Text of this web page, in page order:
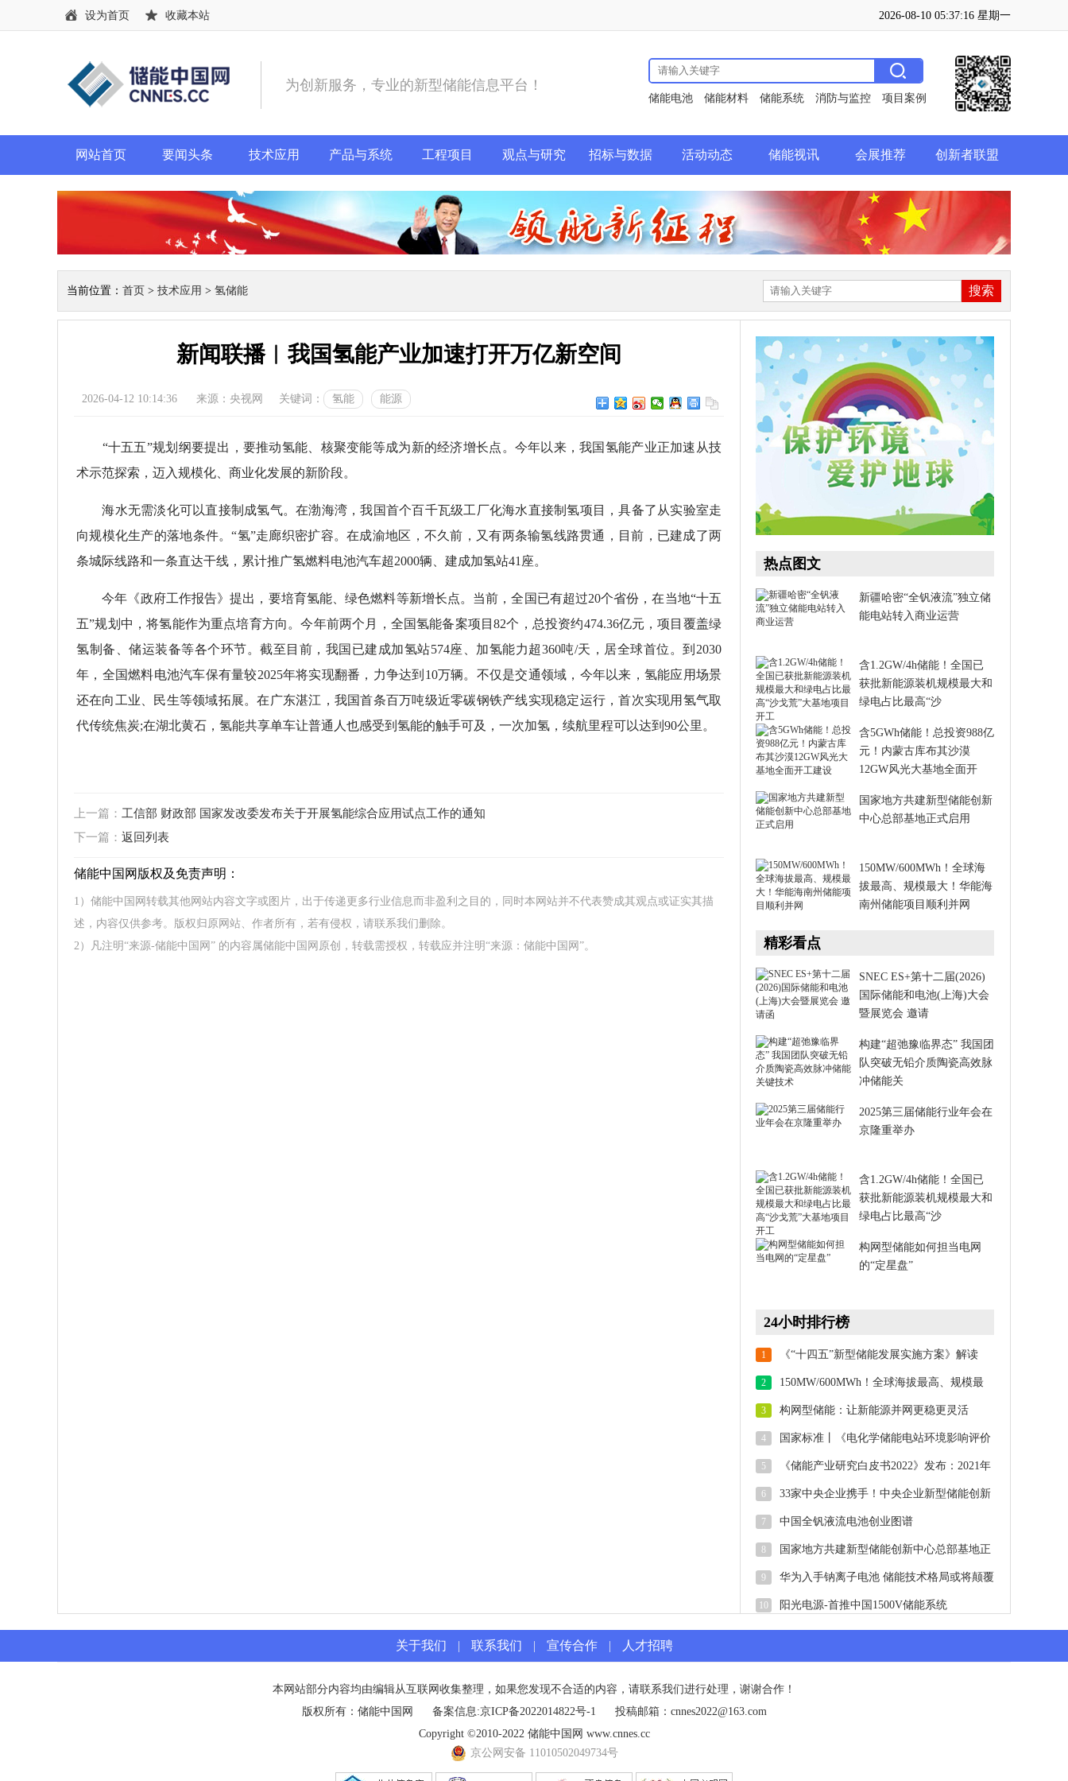
设为首页 收藏本站 2026-08-10 05:37:16 星期一
为创新服务，专业的新型储能信息平台！
储能电池 储能材料 储能系统 消防与监控 项目案例
网站首页 要闻头条 技术应用 产品与系统 工程项目 观点与研究 招标与数据 活动动态 储能视讯 会展推荐 创新者联盟
当前位置： 首页 > 技术应用 > 氢储能
新闻联播︱我国氢能产业加速打开万亿新空间
2026-04-12 10:14:36 来源：央视网 关键词： 氢能 能源
“十五五”规划纲要提出，要推动氢能、核聚变能等成为新的经济增长点。今年以来，我国氢能产业正加速从技
术示范探索，迈入规模化、商业化发展的新阶段。
海水无需淡化可以直接制成氢气。在渤海湾，我国首个百千瓦级工厂化海水直接制氢项目，具备了从实验室走
向规模化生产的落地条件。“氢”走廊织密扩容。在成渝地区，不久前，又有两条输氢线路贯通，目前，已建成了两
条城际线路和一条直达干线，累计推广氢燃料电池汽车超2000辆、建成加氢站41座。
今年《政府工作报告》提出，要培育氢能、绿色燃料等新增长点。当前，全国已有超过20个省份，在当地“十五
五”规划中，将氢能作为重点培育方向。今年前两个月，全国氢能备案项目82个，总投资约474.36亿元，项目覆盖绿
氢制备、储运装备等各个环节。截至目前，我国已建成加氢站574座、加氢能力超360吨/天，居全球首位。到2030
年，全国燃料电池汽车保有量较2025年将实现翻番，力争达到10万辆。不仅是交通领域，今年以来，氢能应用场景
还在向工业、民生等领域拓展。在广东湛江，我国首条百万吨级近零碳钢铁产线实现稳定运行，首次实现用氢气取
代传统焦炭;在湖北黄石，氢能共享单车让普通人也感受到氢能的触手可及，一次加氢，续航里程可以达到90公里。
上一篇： 工信部 财政部 国家发改委发布关于开展氢能综合应用试点工作的通知
下一篇： 返回列表
储能中国网版权及免责声明：
1）储能中国网转载其他网站内容文字或图片，出于传递更多行业信息而非盈利之目的，同时本网站并不代表赞成其观点或证实其描
述，内容仅供参考。版权归原网站、作者所有，若有侵权，请联系我们删除。
2）凡注明“来源-储能中国网” 的内容属储能中国网原创，转载需授权，转载应并注明“来源：储能中国网”。
热点图文
新疆哈密“全钒液流”独立储
能电站转入商业运营​
含1.2GW/4h储能！全国已
获批新能源装机规模最大和
绿电占比最高“沙
含5GWh储能！总投资988亿
元！内蒙古库布其沙漠
12GW风光大基地全面开
国家地方共建新型储能创新
中心总部基地正式启用
150MW/600MWh！全球海
拔最高、规模最大！华能海
南州储能项目顺利并网
精彩看点
SNEC ES+第十二届(2026)
国际储能和电池(上海)大会
暨展览会 邀请
构建“超弛豫临界态” 我国团
队突破无铅介质陶瓷高效脉
冲储能关
2025第三届储能行业年会在
京隆重举办
含1.2GW/4h储能！全国已
获批新能源装机规模最大和
绿电占比最高“沙
构网型储能如何担当电网
的“定星盘”
24小时排行榜
1 《“十四五”新型储能发展实施方案》解读
2
150MW/600MWh！全球海拔最高、规模最
3 构网型储能：让新能源并网更稳更灵活
4
国家标准丨《电化学储能电站环境影响评价
5
《储能产业研究白皮书2022》发布：2021年
6
33家中央企业携手！中央企业新型储能创新
7 中国全钒液流电池创业图谱
8
国家地方共建新型储能创新中心总部基地正
9 华为入手钠离子电池 储能技术格局或将颠覆
10 阳光电源-首推中国1500V储能系统
关于我们 | 联系我们 | 宣传合作 | 人才招聘
本网站部分内容均由编辑从互联网收集整理，如果您发现不合适的内容，请联系我们进行处理，谢谢合作！
版权所有：储能中国网
备案信息:京ICP备2022014822号-1
投稿邮箱：cnnes2022@163.com
Copyright ©2010-2022 储能中国网 www.cnnes.cc
京公网安备 11010502049734号